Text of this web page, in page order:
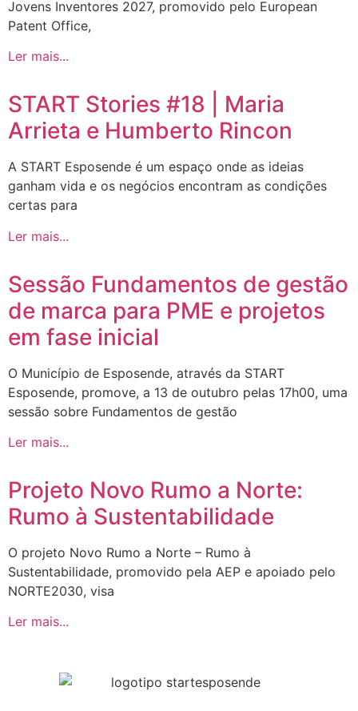
Jovens Inventores 2027, promovido pelo European
Patent Office,
Ler mais...
START Stories #18 | Maria
Arrieta e Humberto Rincon
A START Esposende é um espaço onde as ideias
ganham vida e os negócios encontram as condições
certas para
Ler mais...
Sessão Fundamentos de gestão
de marca para PME e projetos
em fase inicial
O Município de Esposende, através da START
Esposende, promove, a 13 de outubro pelas 17h00, uma
sessão sobre Fundamentos de gestão
Ler mais...
Projeto Novo Rumo a Norte:
Rumo à Sustentabilidade
O projeto Novo Rumo a Norte – Rumo à
Sustentabilidade, promovido pela AEP e apoiado pelo
NORTE2030, visa
Ler mais...